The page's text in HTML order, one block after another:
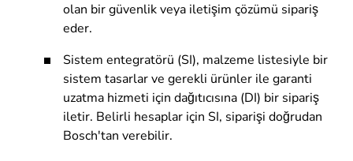
olan bir güvenlik veya iletişim çözümü sipariş
eder.
Sistem entegratörü (SI), malzeme listesiyle bir
sistem tasarlar ve gerekli ürünler ile garanti
uzatma hizmeti için dağıtıcısına (DI) bir sipariş
iletir. Belirli hesaplar için SI, siparişi doğrudan
Bosch'tan verebilir.